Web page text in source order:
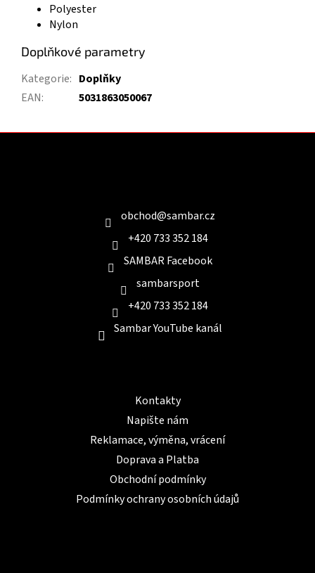
Polyester
Nylon
Doplňkové parametry
Kategorie: Doplňky
EAN: 5031863050067
obchod@sambar.cz
+420 733 352 184
SAMBAR Facebook
sambarsport
+420 733 352 184
Sambar YouTube kanál
Kontakty
Napište nám
Reklamace, výměna, vrácení
Doprava a Platba
Obchodní podmínky
Podmínky ochrany osobních údajů